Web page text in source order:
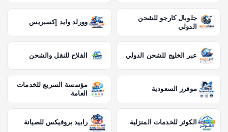
جلوبال كارجو للشحن
الدولي
وورلد وايد إكسبريس
عبر الخليج للشحن الدولي الفلاح للنقل والشحن
موفرز السعودية
مؤسسة السريع للخدمات
العامة
الكوثر للخدمات المنزلية رابيد بروفيكس للصيانة